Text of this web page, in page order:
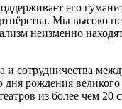
его
Мы высоко
неизменно
сотрудничества
рождения
из более чем 20